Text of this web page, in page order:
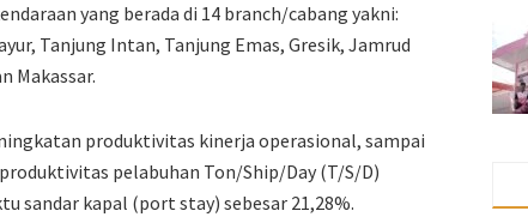
yang berada di 14 branch/cabang yakni:
Tanjung Intan, Tanjung Emas, Gresik, Jamrud
Makassar.
produktivitas kinerja operasional, sampai
pelabuhan Ton/Ship/Day (T/S/D)
sandar kapal (port stay) sebesar 21,28%.